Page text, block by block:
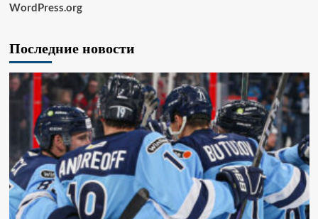
WordPress.org
Последние новости